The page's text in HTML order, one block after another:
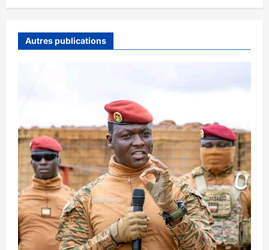
Autres publications